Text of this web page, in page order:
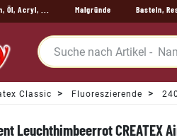
Öl, Acryl, ... Malgründe Basteln,
Classic Fluoreszierende
Leuchthimbeerrot CREATEX